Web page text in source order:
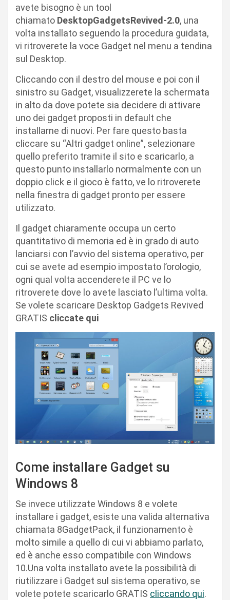
avete bisogno è un tool
chiamato DesktopGadgetsRevived-2.0, una
volta installato seguendo la procedura guidata,
vi ritroverete la voce Gadget nel menu a tendina
sul Desktop.
Cliccando con il destro del mouse e poi con il
sinistro su Gadget, visualizzerete la schermata
in alto da dove potete sia decidere di attivare
uno dei gadget proposti in default che
installarne di nuovi. Per fare questo basta
cliccare su “Altri gadget online”, selezionare
quello preferito tramite il sito e scaricarlo, a
questo punto installarlo normalmente con un
doppio click e il gioco è fatto, ve lo ritroverete
nella finestra di gadget pronto per essere
utilizzato.
Il gadget chiaramente occupa un certo
quantitativo di memoria ed è in grado di auto
lanciarsi con l’avvio del sistema operativo, per
cui se avete ad esempio impostato l’orologio,
ogni qual volta accenderete il PC ve lo
ritroverete dove lo avete lasciato l’ultima volta.
Se volete scaricare Desktop Gadgets Revived
GRATIS cliccate qui
Come installare Gadget su
Windows 8
Se invece utilizzate Windows 8 e volete
installare i gadget, esiste una valida alternativa
chiamata 8GadgetPack, il funzionamento è
molto simile a quello di cui vi abbiamo parlato,
ed è anche esso compatibile con Windows
10.Una volta installato avete la possibilità di
riutilizzare i Gadget sul sistema operativo, se
volete potete scaricarlo GRATIS cliccando qui.